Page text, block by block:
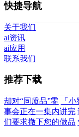
快捷导航
关于我们
ai资讯
ai应用
联系我们
推荐下载
却对“同质品”零 「
事会正在一集内讲完
们要求撤下您的做品